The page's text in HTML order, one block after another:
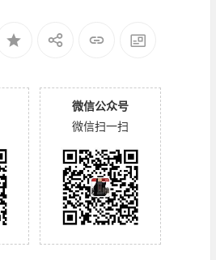
微信公众号
微信扫一扫